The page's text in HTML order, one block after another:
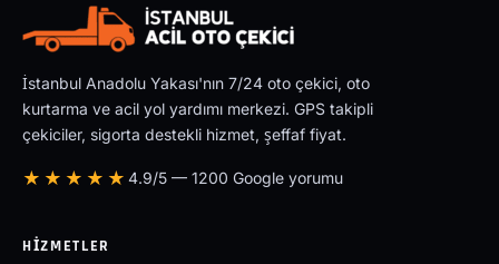
İstanbul Anadolu Yakası'nın 7/24 oto çekici, oto
kurtarma ve acil yol yardımı merkezi. GPS takipli
çekiciler, sigorta destekli hizmet, şeffaf fiyat.
★★★★★ 4.9/5 — 1200 Google yorumu
HIZMETLER